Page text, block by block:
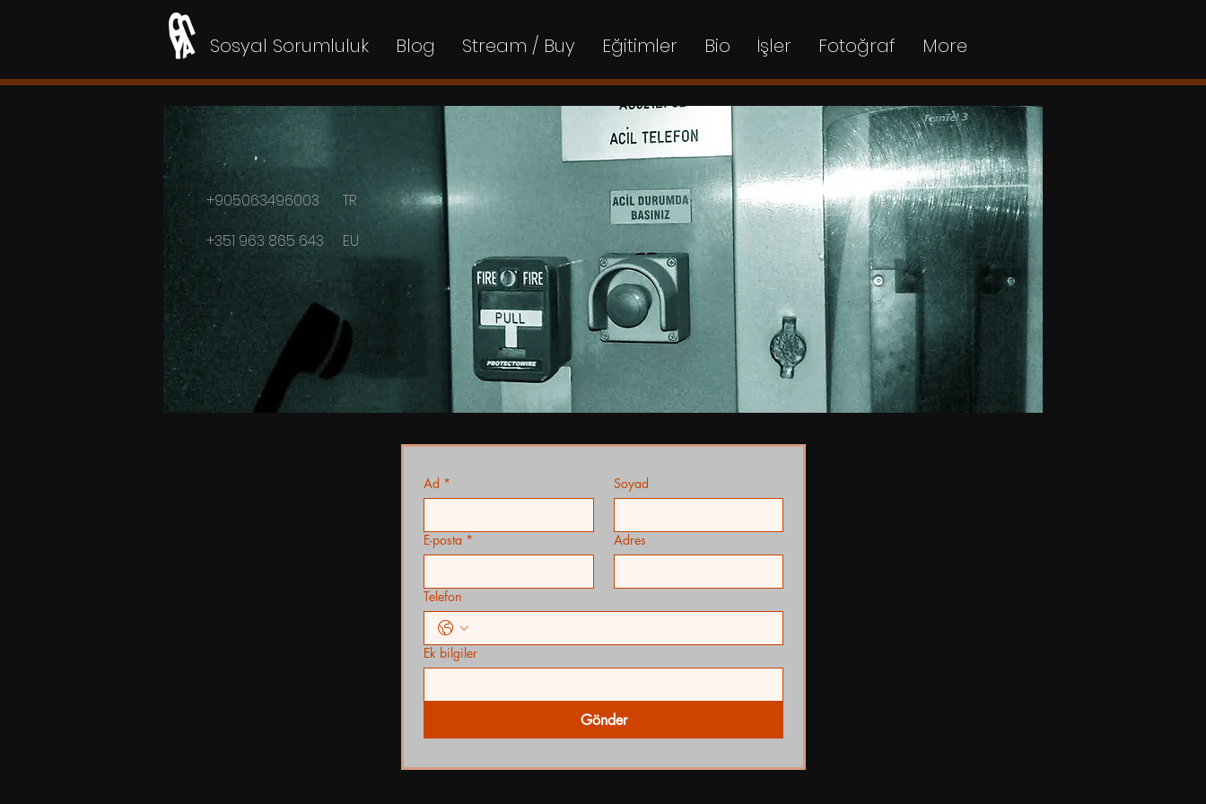
Sosyal Sorumluluk Blog Stream / Buy Eğitimler Bio İşler Fotoğraf More
+905063496003
+351 963 865 643
EU
TR
Ad * Soyad
E-posta * Adres
Telefon
Ek bilgiler
Gönder